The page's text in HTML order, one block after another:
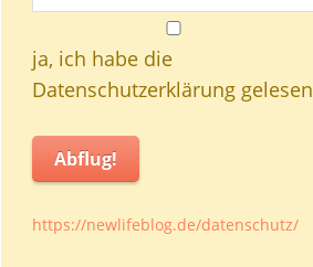
ja, ich habe die
Datenschutzerklärung gelesen
Abflug!
https://newlifeblog.de/datenschutz/